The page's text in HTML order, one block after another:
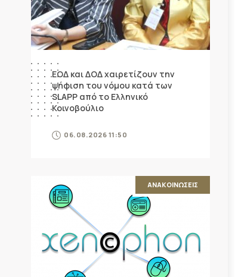
ΕΟΔ και ΔΟΔ χαιρετίζουν την
ψήφιση του νόμου κατά των
SLAPP από το Ελληνικό
Κοινοβούλιο
06.08.2026 11:50
ΑΝΑΚΟΙΝΩΣΕΙΣ